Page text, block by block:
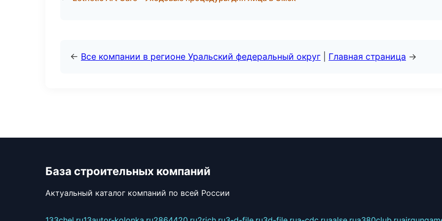
← Все компании в регионе Уральский федеральный округ Главная страница →
База строительных компаний
Актуальный каталог компаний по всей России